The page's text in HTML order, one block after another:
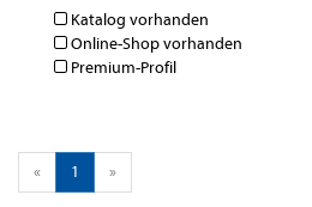
Katalog vorhanden
Online-Shop vorhanden
Premium-Profil
« 1 »